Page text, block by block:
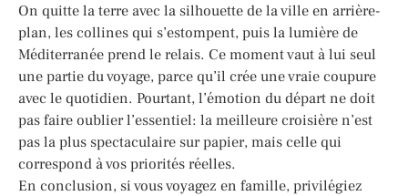
On quitte la terre avec la silhouette de la ville en arrière-
plan, les collines qui s’estompent, puis la lumière de
Méditerranée prend le relais. Ce moment vaut à lui seul
une partie du voyage, parce qu’il crée une vraie coupure
avec le quotidien. Pourtant, l’émotion du départ ne doit
pas faire oublier l’essentiel: la meilleure croisière n’est
pas la plus spectaculaire sur papier, mais celle qui
correspond à vos priorités réelles.
En conclusion, si vous voyagez en famille, privilégiez